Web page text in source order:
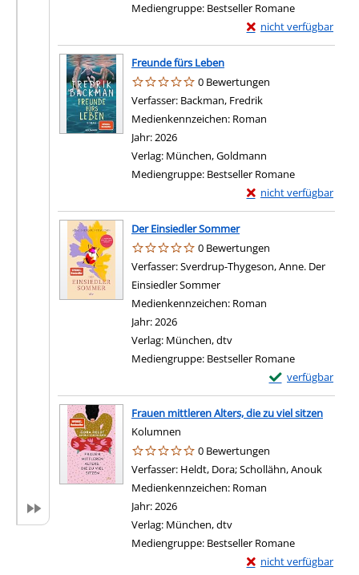
Mediengruppe: Bestseller Romane
nicht verfügbar
Exemplar-Details von
Freunde fürs Leben
0 Bewertungen
Verfasser: Backman, Fredrik
Medienkennzeichen: Roman
Jahr:2026
Verlag: München, Goldmann
Mediengruppe: Bestseller Romane
nicht verfügbar
Exemplar-Details von
Der Einsiedler Sommer
0 Bewertungen
Verfasser:Sverdrup-Thygeson, Anne. Der
Einsiedler Sommer
Medienkennzeichen: Roman
Jahr:2026
Verlag: München, dtv
Mediengruppe: Bestseller Romane
verfügbar
Exemplar-Details
Frauen mittleren Alters, die zu viel sitzen
Kolumnen
0 Bewertungen
Verfasser: Heldt, Dora;Schollähn, Anouk
Medienkennzeichen: Roman
Jahr:2026
Verlag: München, dtv
Mediengruppe: Bestseller Romane
nicht verfügbar
Exemplar-Details von